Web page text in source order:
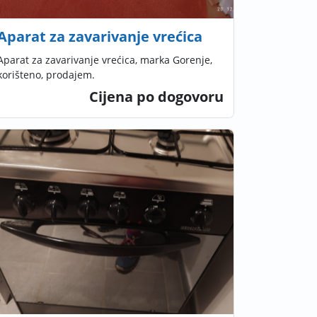
za zavarivanje vrećica
za zavarivanje vrećica, marka Gorenje,
prodajem.
Cijena po dogovoru